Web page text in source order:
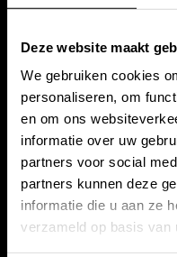
Deze website maakt
We gebruiken cookies
personaliseren, om
en om ons
informatie over uw
partners voor social
partners kunnen deze
informatie die u aan ze
verzameld op basis van
Zondag
Voor de beste service,
Showroom
Offerte badkamer